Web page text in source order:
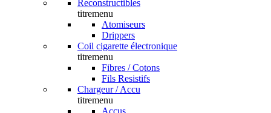
Reconstructibles
titremenu
Atomiseurs
Drippers
Coil cigarette électronique
titremenu
Fibres / Cotons
Fils Resistifs
Chargeur / Accu
titremenu
Accus